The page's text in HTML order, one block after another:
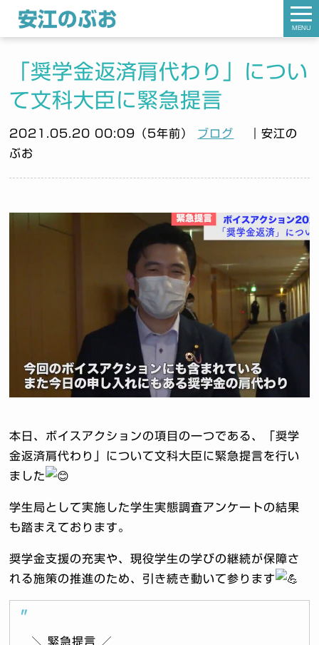
「奨学金返済肩代わり」につい
て文科大臣に緊急提言
2021.05.20 00:09（5年前） ブログ
｜安江の
ぶお
本日、ボイスアクションの項目の一つである、「奨学
金返済肩代わり」について文科大臣に緊急提言を行い
ました
学生局として実施した学生実態調査アンケートの結果
も踏まえております。
奨学金支援の充実や、現役学生の学びの継続が保障さ
れる施策の推進のため、引き続き動いて参ります
＼ 緊急提言 ／
MENU